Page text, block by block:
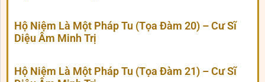
Hộ Niệm Là Một Pháp Tu (Tọa Đàm 20) – Cư Sĩ
Diệu Âm Minh Trị
Hộ Niệm Là Một Pháp Tu (Tọa Đàm 21) – Cư Sĩ